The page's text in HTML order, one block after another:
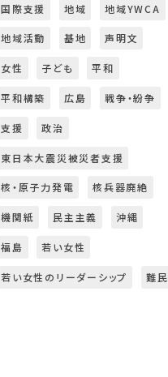
国際支援 地域 地域YWCA
地域活動 基地 声明文
女性 子ども 平和
平和構築 広島 戦争・紛争
支援 政治
東日本大震災被災者支援
核・原子力発電 核兵器廃絶
機関紙 民主主義 沖縄
福島 若い女性
若い女性のリーダーシップ 難民